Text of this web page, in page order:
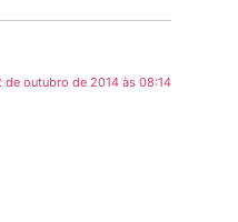
de outubro de 2014 às 08:14